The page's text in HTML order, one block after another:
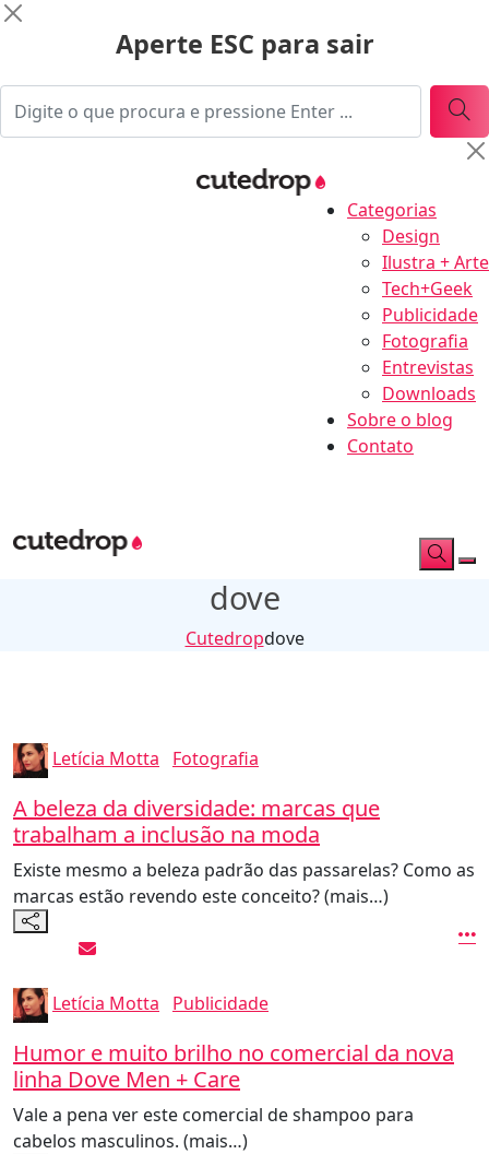
Aperte ESC para sair
Categorias
Design
Ilustra + Arte
Tech+Geek
Publicidade
Fotografia
Entrevistas
Downloads
Sobre o blog
Contato
dove
Cutedropdove
Letícia Motta Fotografia
A beleza da diversidade: marcas que
trabalham a inclusão na moda
Existe mesmo a beleza padrão das passarelas? Como as
marcas estão revendo este conceito? (mais…)
Letícia Motta Publicidade
Humor e muito brilho no comercial da nova
linha Dove Men + Care
Vale a pena ver este comercial de shampoo para
cabelos masculinos. (mais…)